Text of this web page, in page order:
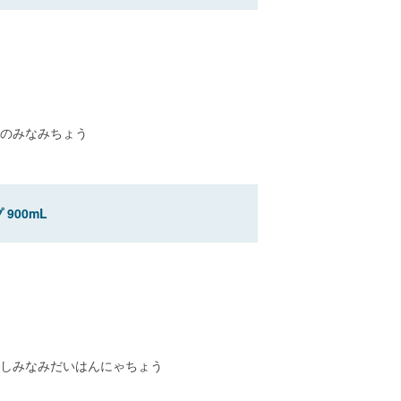
みなみちょう
900mL
みなみだいはんにゃちょう